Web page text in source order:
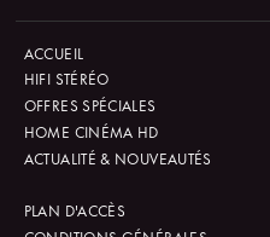
ACCUEIL
HIFI STÉRÉO
OFFRES SPÉCIALES
HOME CINÉMA HD
ACTUALITÉ & NOUVEAUTÉS
PLAN D'ACCÈS